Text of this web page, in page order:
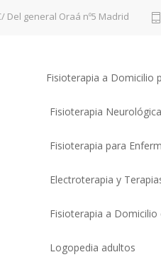
Del general Oraá nº5 Madrid
Fisioterapia a Domicilio
Fisioterapia
Fisioterapia para
Electroterapia y
Fisioterapia a Domicilio
Logopedia adultos